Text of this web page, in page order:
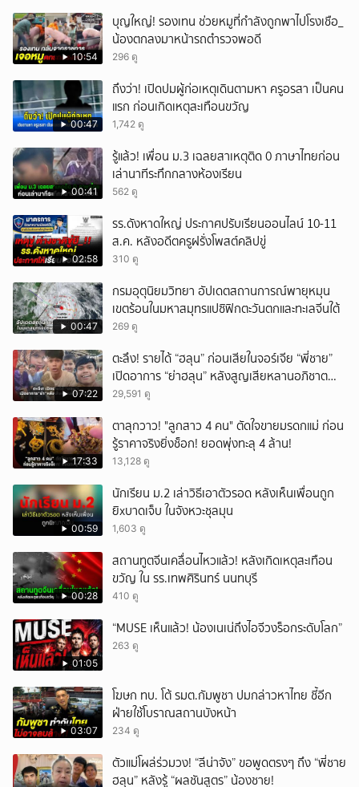
10:54
บุญใหญ่! รองเทน ช่วยหมูที่กำลังถูกพาไปโรงเชือ_
น้องตกลงมาหน้ารถตำรวจพอดี
296 ดู
00:47
ถึงว่า! เปิดปมผู้ก่อเหตุเดินตามหา ครูอรสา เป็นคน
แรก ก่อนเกิดเหตุสะเทือนขวัญ
1,742 ดู
00:41
รู้แล้ว! เพื่อน ม.3 เฉลยสาเหตุติด 0 ภาษาไทยก่อน
เล่านาทีระทึกกลางห้องเรียน
562 ดู
02:58
รร.ดังหาดใหญ่ ประกาศปรับเรียนออนไลน์ 10-11
ส.ค. หลังอดีตครูฝรั่งโพสต์คลิปขู่
310 ดู
00:47
กรมอุตุนิยมวิทยา อัปเดตสถานการณ์พายุหมุน
เขตร้อนในมหาสมุทรแปซิฟิกตะวันตกและทะเลจีนใต้
269 ดู
07:22
ตะลึง! รายได้ “ฮลุน” ก่อนเสียในจอร์เจีย “พี่ชาย”
เปิดอาการ “ย่าฮลุน” หลังสูญเสียหลานอภิชาต
บุตร!
29,591 ดู
17:33
ตาลุกวาว! "ลูกสาว 4 คน" ตัดใจขายมรดกแม่ ก่อน
รู้ราคาจริงยิ่งช็อก! ยอดพุ่งทะลุ 4 ล้าน!
13,128 ดู
00:59
นักเรียน ม.2 เล่าวิธีเอาตัวรอด หลังเห็นเพื่อนถูก
ยิxบาดเจ็บ ในจังหวะชุลมุน
1,603 ดู
00:28
สถานทูตจีนเคลื่อนไหวแล้ว! หลังเกิดเหตุสะเทือน
ขวัญ ใน รร.เทพศิรินทร์ นนทบุรี
410 ดู
01:05
“MUSE เห็นแล้ว! น้องเนเน่ถึงไอจีวงร็อกระดับโลก”
263 ดู
03:07
โฆษก ทบ. โต้ รมต.กัมพูชา ปมกล่าวหาไทย ชี้อีก
ฝ่ายใช้โบราณสถานบังหน้า
234 ดู
ตัวแม่โผล่ร่วมวง! “ลีน่าจัง” ขอพูดตรงๆ ถึง “พี่ชาย
ฮลุน” หลังรู้ “ผลชันสูตร” น้องชาย!